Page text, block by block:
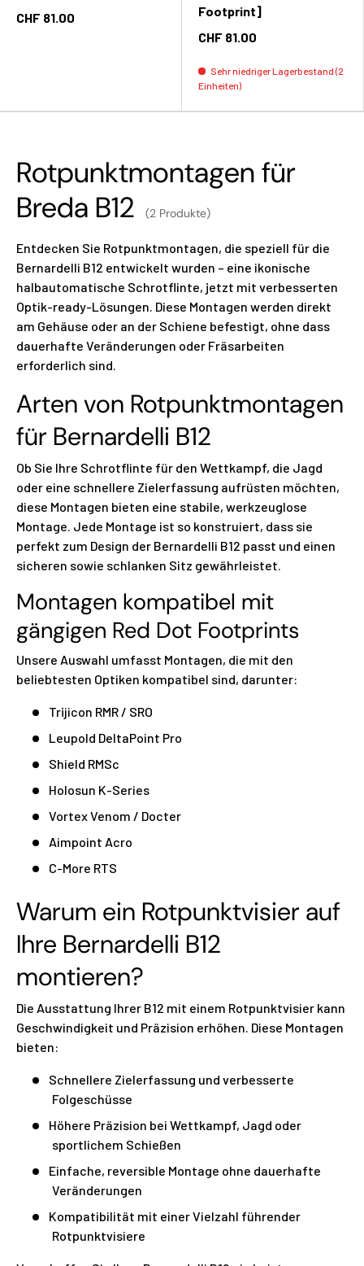
CHF 81.00
Footprint]
CHF 81.00
Sehr niedriger Lagerbestand (2
Einheiten)
Rotpunktmontagen für
Breda B12
(2 Produkte)
Entdecken Sie Rotpunktmontagen, die speziell für die
Bernardelli B12 entwickelt wurden – eine ikonische
halbautomatische Schrotflinte, jetzt mit verbesserten
Optik-ready-Lösungen. Diese Montagen werden direkt
am Gehäuse oder an der Schiene befestigt, ohne dass
dauerhafte Veränderungen oder Fräsarbeiten
erforderlich sind.
Arten von Rotpunktmontagen
für Bernardelli B12
Ob Sie Ihre Schrotflinte für den Wettkampf, die Jagd
oder eine schnellere Zielerfassung aufrüsten möchten,
diese Montagen bieten eine stabile, werkzeuglose
Montage. Jede Montage ist so konstruiert, dass sie
perfekt zum Design der Bernardelli B12 passt und einen
sicheren sowie schlanken Sitz gewährleistet.
Montagen kompatibel mit
gängigen Red Dot Footprints
Unsere Auswahl umfasst Montagen, die mit den
beliebtesten Optiken kompatibel sind, darunter:
Trijicon RMR / SRO
Leupold DeltaPoint Pro
Shield RMSc
Holosun K-Series
Vortex Venom / Docter
Aimpoint Acro
C-More RTS
Warum ein Rotpunktvisier auf
Ihre Bernardelli B12
montieren?
Die Ausstattung Ihrer B12 mit einem Rotpunktvisier kann
Geschwindigkeit und Präzision erhöhen. Diese Montagen
bieten:
Schnellere Zielerfassung und verbesserte
Folgeschüsse
Höhere Präzision bei Wettkampf, Jagd oder
sportlichem Schießen
Einfache, reversible Montage ohne dauerhafte
Veränderungen
Kompatibilität mit einer Vielzahl führender
Rotpunktvisiere